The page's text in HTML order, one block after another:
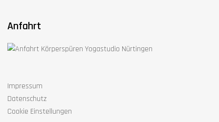
Anfahrt
Impressum
Datenschutz
Cookie Einstellungen